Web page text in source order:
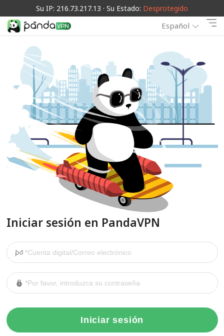
Su IP: 216.73.217.13 · Su Estado: Desprotegido
Español
Iniciar sesión en PandaVPN
Iniciar sesión